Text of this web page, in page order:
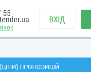
55
ВХІД
ПРОПОЗИЦІЙ